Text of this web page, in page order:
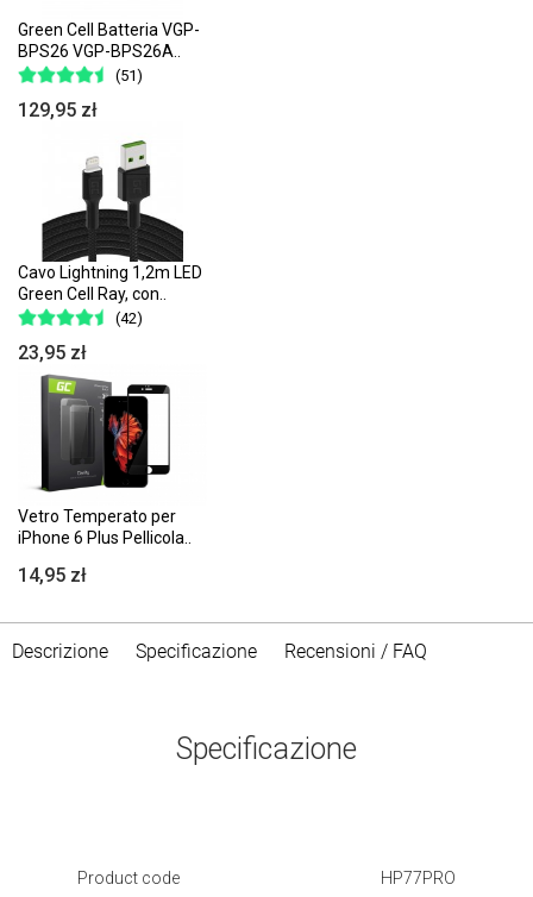
Green Cell Batteria VGP-
BPS26 VGP-BPS26A..
(51)
129,95 zł
Cavo Lightning 1,2m LED
Green Cell Ray, con..
(42)
23,95 zł
Vetro Temperato per
iPhone 6 Plus Pellicola..
14,95 zł
Descrizione Specificazione Recensioni / FAQ
Specificazione
Product code HP77PRO